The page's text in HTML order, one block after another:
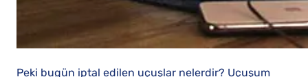
Peki bugün iptal edilen uçuşlar nelerdir? Uçuşum